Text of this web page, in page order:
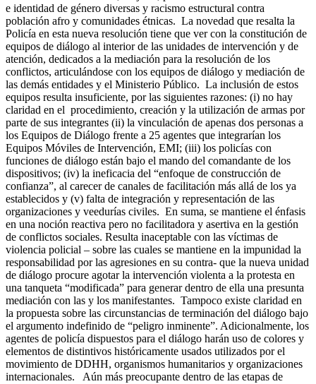
e identidad de género diversas y racismo estructural contra
población afro y comunidades étnicas. La novedad que resalta la
Policía en esta nueva resolución tiene que ver con la constitución de
equipos de diálogo al interior de las unidades de intervención y de
atención, dedicados a la mediación para la resolución de los
conflictos, articulándose con los equipos de diálogo y mediación de
las demás entidades y el Ministerio Público. La inclusión de estos
equipos resulta insuficiente, por las siguientes razones: (i) no hay
claridad en el procedimiento, creación y la utilización de armas por
parte de sus integrantes (ii) la vinculación de apenas dos personas a
los Equipos de Diálogo frente a 25 agentes que integrarían los
Equipos Móviles de Intervención, EMI; (iii) los policías con
funciones de diálogo están bajo el mando del comandante de los
dispositivos; (iv) la ineficacia del “enfoque de construcción de
confianza”, al carecer de canales de facilitación más allá de los ya
establecidos y (v) falta de integración y representación de las
organizaciones y veedurías civiles. En suma, se mantiene el énfasis
en una noción reactiva pero no facilitadora y asertiva en la gestión
de conflictos sociales. Resulta inaceptable con las víctimas de
violencia policial – sobre las cuales se mantiene en la impunidad la
responsabilidad por las agresiones en su contra- que la nueva unidad
de diálogo procure agotar la intervención violenta a la protesta en
una tanqueta “modificada” para generar dentro de ella una presunta
mediación con las y los manifestantes. Tampoco existe claridad en
la propuesta sobre las circunstancias de terminación del diálogo bajo
el argumento indefinido de “peligro inminente”. Adicionalmente, los
agentes de policía dispuestos para el diálogo harán uso de colores y
elementos de distintivos históricamente usados utilizados por el
movimiento de DDHH, organismos humanitarios y organizaciones
internacionales. Aún más preocupante dentro de las etapas de